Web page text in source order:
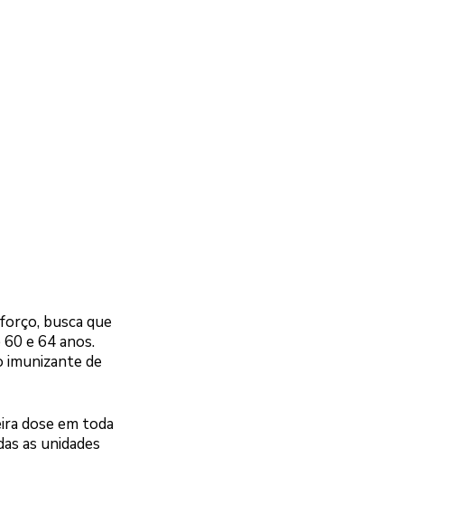
busca que
e 64 anos.
imunizante de
dose em toda
as unidades